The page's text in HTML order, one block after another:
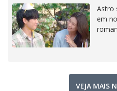
Astro
em
VEJA MAIS